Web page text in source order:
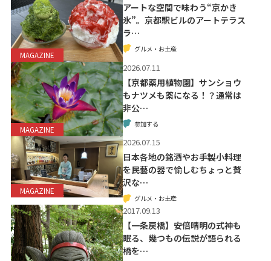
MAGAZINE
アートな空間で味わう“京かき
氷”。京都駅ビルのアートテラス
ラ…
グルメ・お土産
MAGAZINE
2026.07.11
【京都薬用植物園】サンショウ
もナツメも薬になる！？通常は
非公…
参加する
MAGAZINE
2026.07.15
日本各地の銘酒やお手製小料理
を民藝の器で愉しむちょっと贅
沢な…
グルメ・お土産
2017.09.13
【一条戻橋】安倍晴明の式神も
眠る、幾つもの伝説が語られる
橋を…